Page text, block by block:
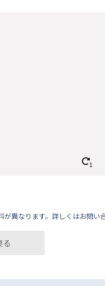
異なります。詳しくはお問い
る